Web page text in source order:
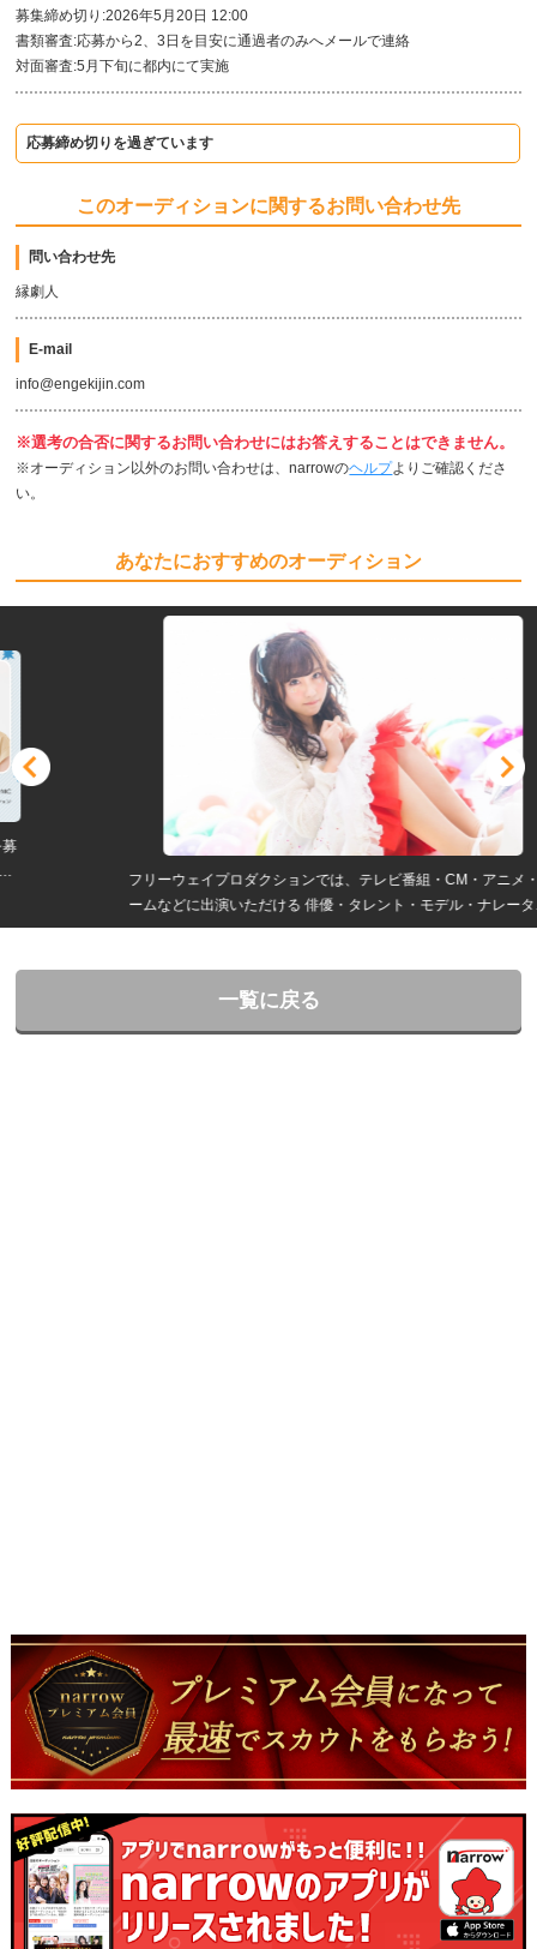
募集締め切り:2026年5月20日 12:00
書類審査:応募から2、3日を目安に通過者のみへメールで連絡
対面審査:5月下旬に都内にて実施
応募締め切りを過ぎています
このオーディションに関するお問い合わせ先
問い合わせ先
縁劇人
E-mail
info@engekijin.com
※選考の合否に関するお問い合わせにはお答えすることはできません。
※オーディション以外のお問い合わせは、narrowのヘルプよりご確認くださ
い。
あなたにおすすめのオーディション
フリーウェイプロダクションでは、テレビ番組・CM・アニメ・ゲ
ームなどに出演いただける 俳優・タレント・モデル・ナレータ
ー・声優・エキストラを募集しています。
一覧に戻る